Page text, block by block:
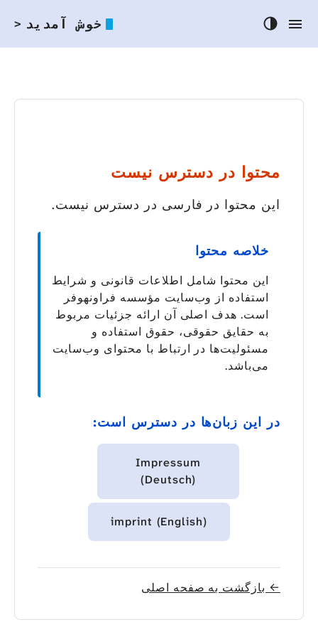
> خوش آمدید
محتوا در دسترس نیست
این محتوا در فارسی در دسترس نیست.
خلاصه محتوا
این محتوا شامل اطلاعات قانونی و شرایط
استفاده از وب‌سایت مؤسسه فراونهوفر
است. هدف اصلی آن ارائه جزئیات مربوط
به حقایق حقوقی، حقوق استفاده و
مسئولیت‌ها در ارتباط با محتوای وب‌سایت
می‌باشد.
در این زبان‌ها در دسترس است:
Impressum
(Deutsch)
imprint (English)
← بازگشت به صفحه اصلی